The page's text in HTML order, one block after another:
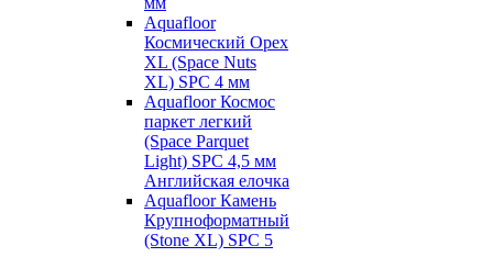
Aquafloor
Космический Орех
XL (Space Nuts
XL) SPC 4 мм
Aquafloor Космос
паркет легкий
(Space Parquet
Light) SPC 4,5 мм
Английская елочка
Aquafloor Камень
Крупноформатный
(Stone XL) SPC 5